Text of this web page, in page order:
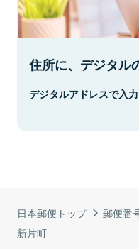
日本郵便トップ 郵便番
新片町
住所に、デジタル
デジタルアドレスで入